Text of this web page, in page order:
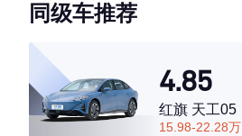
·外观表现较为优秀，优于82%同级车
·空间表现一般，低于66%同级车
同级车推荐
4.85
红旗 天工05
15.98-22.28万